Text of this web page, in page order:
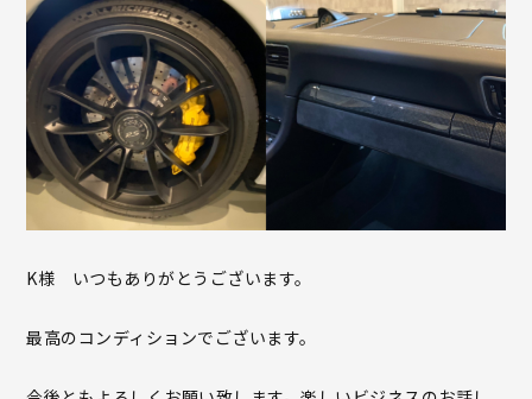
K様 いつもありがとうございます。
最高のコンディションでございます。